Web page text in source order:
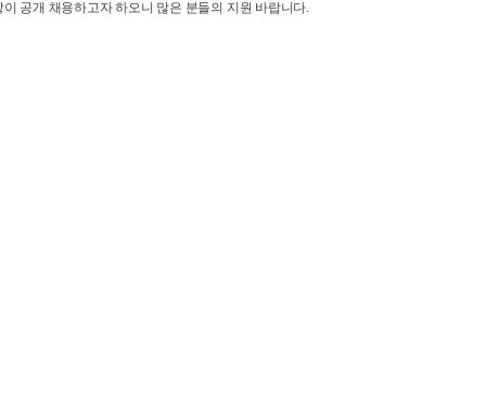
공개 채용하고자 하오니 많은 분들의 지원 바랍니다.